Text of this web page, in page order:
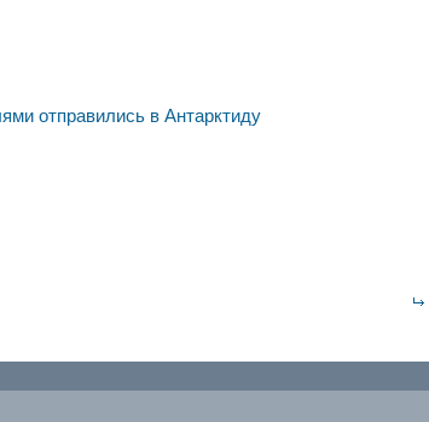
отправились в Антарктиду